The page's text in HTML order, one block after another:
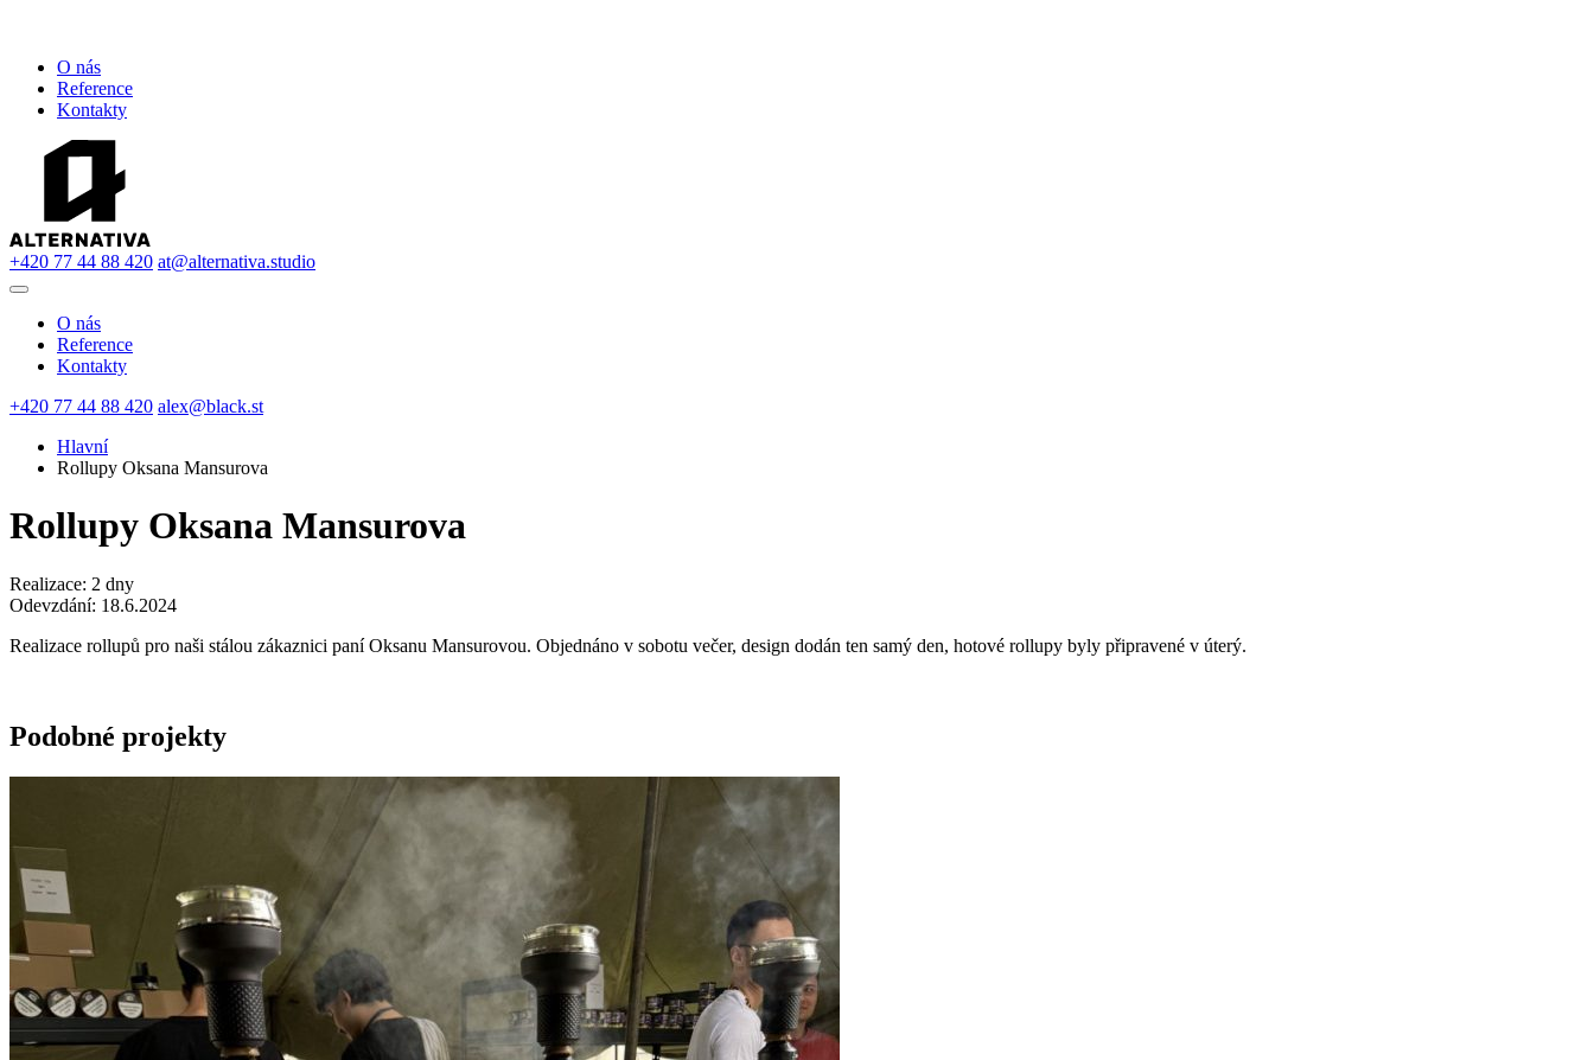
O nás
Reference
Kontakty
+420 77 44 88 420 at@alternativa.studio
O nás
Reference
Kontakty
+420 77 44 88 420 alex@black.st
Hlavní
Rollupy Oksana Mansurova
Rollupy Oksana Mansurova
Realizace: 2 dny
Odevzdání: 18.6.2024
Realizace rollupů pro naši stálou zákaznici paní Oksanu Mansurovou. Objednáno v sobotu večer, design dodán ten samý den, hotové rollupy byly připravené v úterý.
Podobné projekty